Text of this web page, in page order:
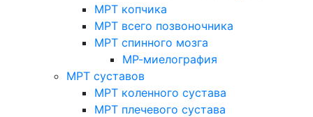
МРТ копчика
МРТ всего позвоночника
МРТ спинного мозга
МР-миелография
МРТ суставов
МРТ коленного сустава
МРТ плечевого сустава